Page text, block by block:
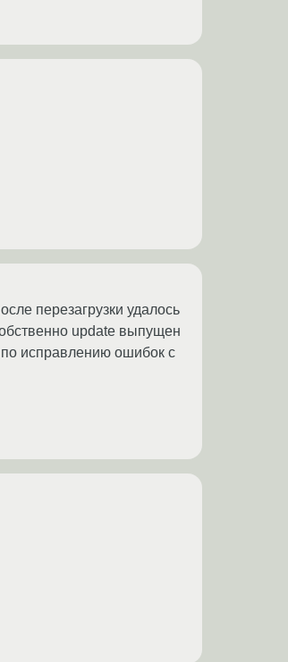
перезагрузки удалось
update выпущен
по исправлению ошибок с